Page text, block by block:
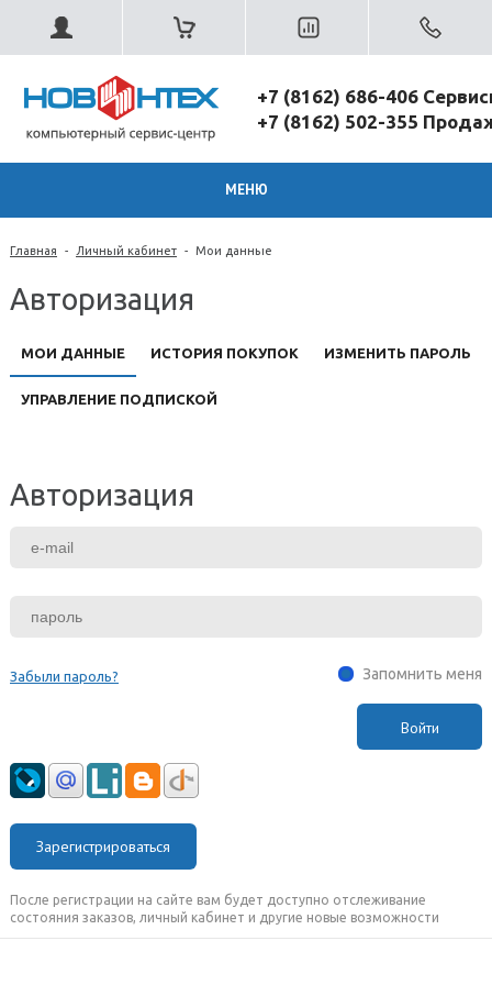
+7 (8162) 686-406
+7 (8162) 502-355
МЕНЮ
Главная - Личный кабинет - Мои данные
Авторизация
МОИ ДАННЫЕ ИСТОРИЯ ПОКУПОК ИЗМЕНИТЬ ПАРОЛЬ
УПРАВЛЕНИЕ ПОДПИСКОЙ
Авторизация
Забыли пароль? Запомнить меня
Зарегистрироваться
После регистрации на сайте вам будет доступно отслеживание
состояния заказов, личный кабинет и другие новые возможности